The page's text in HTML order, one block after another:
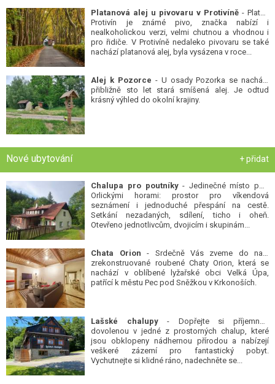
Platanová alej u pivovaru v Protivíně - Platan
Protivín je známé pivo, značka nabízí i
nealkoholickou verzi, velmi chutnou a vhodnou i
pro řidiče. V Protivíně nedaleko pivovaru se také
nachází platanová alej, byla vysázena v roce...
Alej k Pozorce - U osady Pozorka se nachází
přibližně sto let stará smíšená alej. Je odtud
krásný výhled do okolní krajiny.
Nové ubytování + přidat
Chalupa pro poutníky- Jedinečné místo pod
Orlickými horami: prostor pro víkendová
seznámení i jednoduché přespání na cestě.
Setkání nezadaných, sdílení, ticho i oheň.
Otevřeno jednotlivcům, dvojicím i skupinám...
Chata Orion - Srdečně Vás zveme do naší
zrekonstruované roubené Chaty Orion, která se
nachází v oblíbené lyžařské obci Velká Úpa,
patřící k městu Pec pod Sněžkou v Krkonoších.
Lašské chalupy- Dopřejte si příjemnou
dovolenou v jedné z prostorných chalup, které
jsou obklopeny nádhernou přírodou a nabízejí
veškeré zázemí pro fantastický pobyt.
Vychutnejte si klidné ráno, nadechněte se...